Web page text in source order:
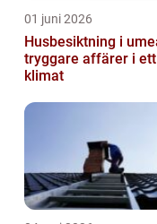
01 juni 2026
Husbesiktning i
tryggare affärer i
klimat